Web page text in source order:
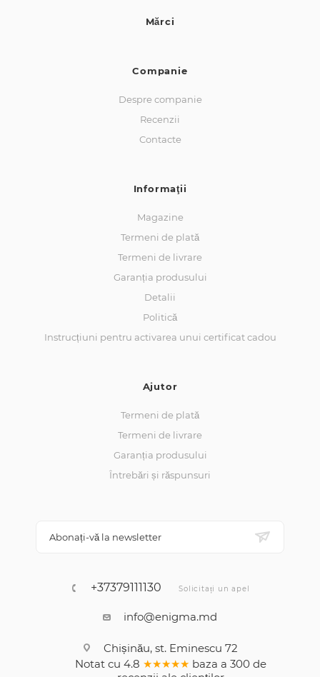
Mărci
Companie
Despre companie
Recenzii
Contacte
Informaţii
Magazine
Termeni de plată
Termeni de livrare
Garanția produsului
Detalii
Politică
Instrucțiuni pentru activarea unui certificat cadou
Ajutor
Termeni de plată
Termeni de livrare
Garanția produsului
Întrebări și răspunsuri
Abonați-vă la newsletter
+37379111130 Solicitați un apel
info@enigma.md
Chișinău, st. Eminescu 72
Notat cu 4.8 ★★★★★ baza a 300 de